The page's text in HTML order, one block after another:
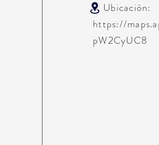
Ubicación:
https://
pW2CyUC8